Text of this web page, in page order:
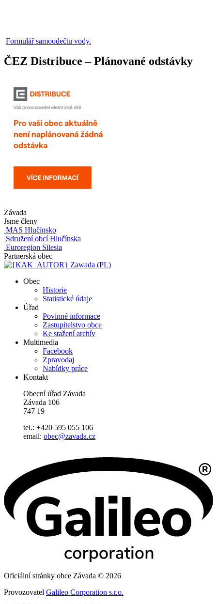
Formulář samoodečtu vody.
ČEZ Distribuce – Plánované odstávky
Závada
Jsme členy
MAS Hlučínsko
Sdružení obcí Hlučínska
Euroregion Silesia
Partnerská obec
Zawada (PL)
Obec
Historie
Statistické údaje
Úřad
Povinné informace
Zastupitelstvo obce
Ke stažení archív
Multimedia
Facebook
Zpravodaj
Nabídky práce
Kontakt
Obecní úřad Závada
Závada 106
747 19
tel.: +420 595 055 106
email: obec@zavada.cz
Oficiální stránky obce Závada © 2026
Provozovatel Galileo Corporation s.r.o.